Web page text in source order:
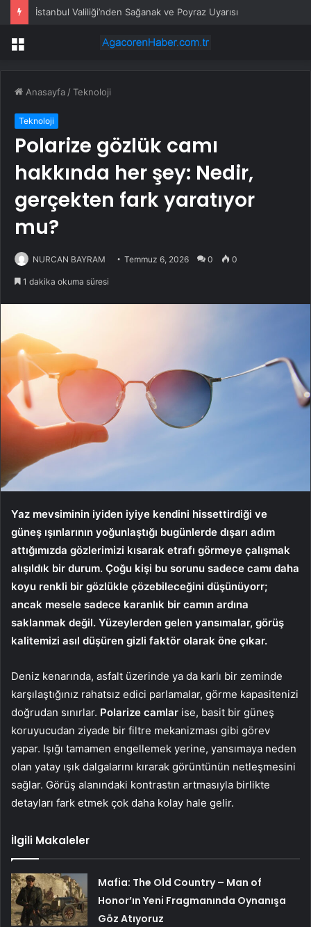
İstanbul Valiliği’nden Sağanak ve Poyraz Uyarısı
Menü
Anasayfa /Teknoloji
Teknoloji
Polarize gözlük camı
hakkında her şey: Nedir,
gerçekten fark yaratıyor
mu?
NURCAN BAYRAM Temmuz 6, 2026 0 0
1 dakika okuma süresi
Yaz mevsiminin iyiden iyiye kendini hissettirdiği ve
güneş ışınlarının yoğunlaştığı bugünlerde dışarı adım
attığımızda gözlerimizi kısarak etrafı görmeye çalışmak
alışıldık bir durum. Çoğu kişi bu sorunu sadece camı daha
koyu renkli bir gözlükle çözebileceğini düşünüyorr;
ancak mesele sadece karanlık bir camın ardına
saklanmak değil. Yüzeylerden gelen yansımalar, görüş
kalitemizi asıl düşüren gizli faktör olarak öne çıkar.
Deniz kenarında, asfalt üzerinde ya da karlı bir zeminde
karşılaştığınız rahatsız edici parlamalar, görme kapasitenizi
doğrudan sınırlar. Polarize camlar ise, basit bir güneş
koruyucudan ziyade bir filtre mekanizması gibi görev
yapar. Işığı tamamen engellemek yerine, yansımaya neden
olan yatay ışık dalgalarını kırarak görüntünün netleşmesini
sağlar. Görüş alanındaki kontrastın artmasıyla birlikte
detayları fark etmek çok daha kolay hale gelir.
İlgili Makaleler
Mafia: The Old Country – Man of
Honor’ın Yeni Fragmanında Oynanışa
Göz Atıyoruz